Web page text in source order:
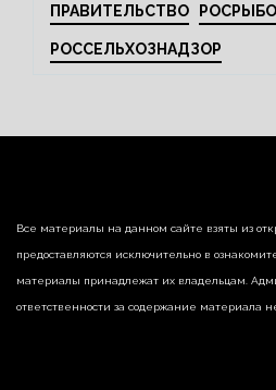
ПРАВИТЕЛЬСТВО
РОССЕЛЬХОЗНАДЗОР
Все материалы на данном сайте взяты из
предоставляются исключительно в
материалы принадлежат их владельцам.
ответственности за содержание материала